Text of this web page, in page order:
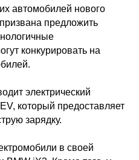
автомобилей нового
предложить
конкурировать на
электрический
который предоставляет
зарядку.
в своей